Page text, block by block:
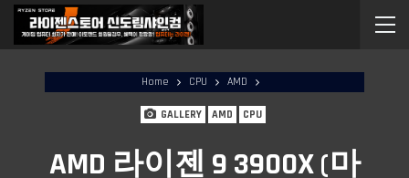
Home CPU AMD
GALLERY AMD CPU
AMD 라이젠 9 3900X (마